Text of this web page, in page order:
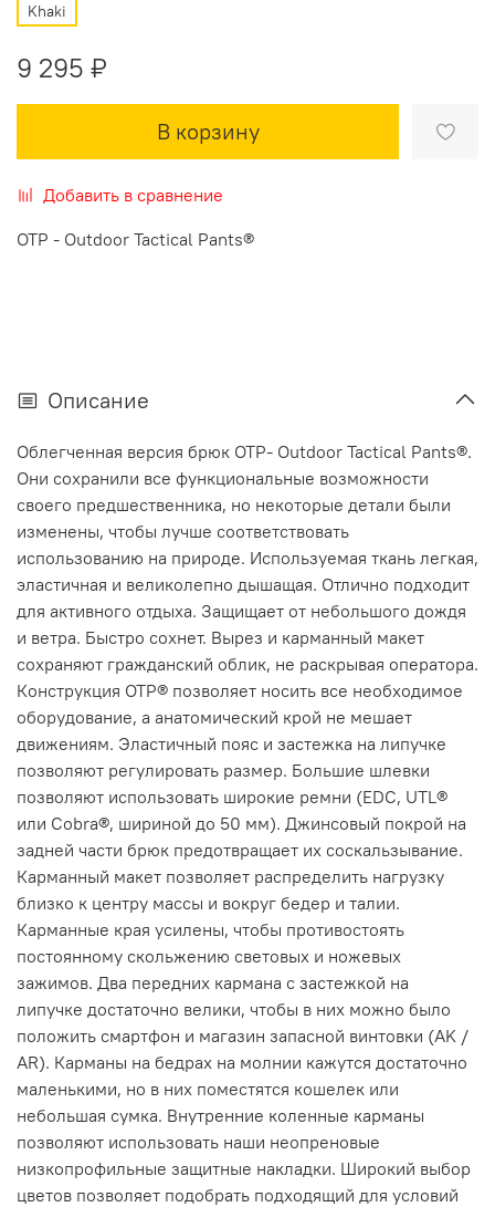
Khaki
9 295 ₽
В корзину
Добавить в сравнение
OTP - Outdoor Tactical Pants®
Описание
Облегченная версия брюк OTP- Outdoor Tactical Pants®.
Они сохранили все функциональные возможности
своего предшественника, но некоторые детали были
изменены, чтобы лучше соответствовать
использованию на природе. Используемая ткань легкая,
эластичная и великолепно дышащая. Отлично подходит
для активного отдыха. Защищает от небольшого дождя
и ветра. Быстро сохнет. Вырез и карманный макет
сохраняют гражданский облик, не раскрывая оператора.
Конструкция OTP® позволяет носить все необходимое
оборудование, а анатомический крой не мешает
движениям. Эластичный пояс и застежка на липучке
позволяют регулировать размер. Большие шлевки
позволяют использовать широкие ремни (EDC, UTL®
или Cobra®, шириной до 50 мм). Джинсовый покрой на
задней части брюк предотвращает их соскальзывание.
Карманный макет позволяет распределить нагрузку
близко к центру массы и вокруг бедер и талии.
Карманные края усилены, чтобы противостоять
постоянному скольжению световых и ножевых
зажимов. Два передних кармана с застежкой на
липучке достаточно велики, чтобы в них можно было
положить смартфон и магазин запасной винтовки (AK /
AR). Карманы на бедрах на молнии кажутся достаточно
маленькими, но в них поместятся кошелек или
небольшая сумка. Внутренние коленные карманы
позволяют использовать наши неопреновые
низкопрофильные защитные накладки. Широкий выбор
цветов позволяет подобрать подходящий для условий